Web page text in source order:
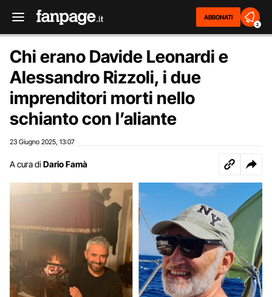
ABBONATI
2
Chi erano Davide Leonardi e
Alessandro Rizzoli, i due
imprenditori morti nello
schianto con l’aliante
23 Giugno 2025 13:07
A cura di Dario Famà